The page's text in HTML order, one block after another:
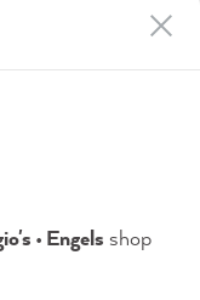
die in de
deze
The
within
the quality
are only
2 minutes ago
• Engels shop